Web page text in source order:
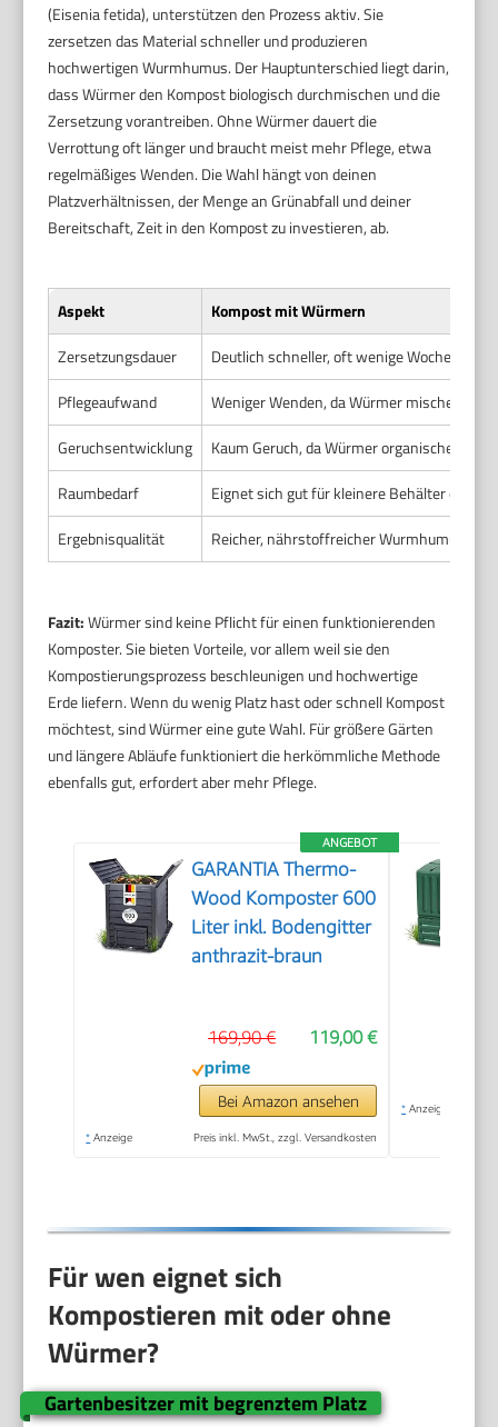
(Eisenia fetida), unterstützen den Prozess aktiv. Sie
zersetzen das Material schneller und produzieren
hochwertigen Wurmhumus. Der Hauptunterschied liegt darin,
dass Würmer den Kompost biologisch durchmischen und die
Zersetzung vorantreiben. Ohne Würmer dauert die
Verrottung oft länger und braucht meist mehr Pflege, etwa
regelmäßiges Wenden. Die Wahl hängt von deinen
Platzverhältnissen, der Menge an Grünabfall und deiner
Bereitschaft, Zeit in den Kompost zu investieren, ab.
Aspekt
Kompost mit Würmern
Zersetzungsdauer
Deutlich schneller, oft wenige Wochen bis
Pflegeaufwand
Weniger Wenden, da Würmer mischen aktiv
Geruchsentwicklung
Kaum Geruch, da Würmer organisches
Raumbedarf
Eignet sich gut für kleinere Behälter oder
Ergebnisqualität
Reicher, nährstoffreicher Wurmhumus für
Fazit:Würmer sind keine Pflicht für einen funktionierenden
Komposter. Sie bieten Vorteile, vor allem weil sie den
Kompostierungsprozess beschleunigen und hochwertige
Erde liefern. Wenn du wenig Platz hast oder schnell Kompost
möchtest, sind Würmer eine gute Wahl. Für größere Gärten
und längere Abläufe funktioniert die herkömmliche Methode
ebenfalls gut, erfordert aber mehr Pflege.
ANGEBOT
GARANTIA Thermo-
Wood Komposter 600
Liter inkl. Bodengitter
anthrazit-braun
119,00 €
169,90 €
Bei Amazon ansehen
* Anzeige Preis inkl. MwSt., zzgl. Versandkosten
* Anzeige
Für wen eignet sich
Kompostieren mit oder ohne
Würmer?
Gartenbesitzer mit begrenztem Platz